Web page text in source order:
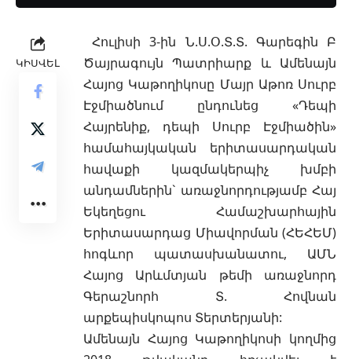
ԿԻՍՎԵԼ
Հուլիսի 3-ին Ն.Ս.Օ.Տ.Տ. Գարեգին Բ
Ծայրագույն Պատրիարք և Ամենայն
Հայոց Կաթողիկոսը Մայր Աթոռ Սուրբ
Էջմիածնում ընդունեց «Դեպի
Հայրենիք, դեպի Սուրբ Էջմիածին»
համահայկական երիտասարդական
հավաքի կազմակերպիչ խմբի
անդամներին` առաջնորդությամբ Հայ
Եկեղեցու Համաշխարհային
Երիտասարդաց Միավորման (ՀԵՀԵՄ)
հոգևոր պատասխանատու, ԱՄՆ
Հայոց Արևմտյան թեմի առաջնորդ
Գերաշնորհ Տ. Հովնան
արքեպիսկոպոս Տերտերյանի:
Ամենայն Հայոց Կաթողիկոսի կողմից